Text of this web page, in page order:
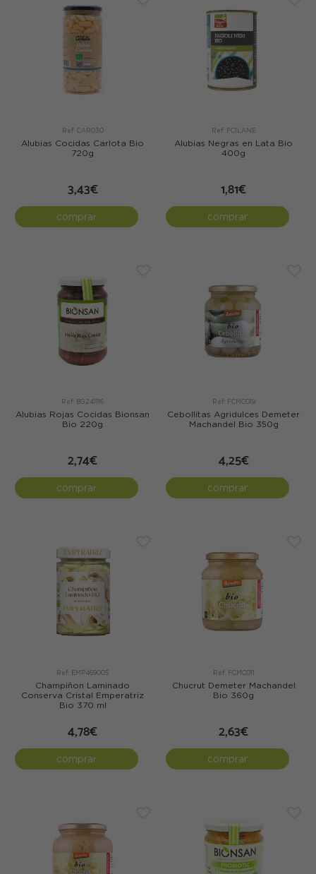
Ref: CAR030
Alubias Cocidas Carlota Bio
720g
3,43€
comprar
Ref: FC1LANE
Alubias Negras en Lata Bio
400g
1,81€
comprar
Ref: BG241116
Alubias Rojas Cocidas Bionsan
Bio 220g
2,74€
comprar
Ref: FCMC019
Cebollitas Agridulces Demeter
Machandel Bio 350g
4,25€
comprar
Ref: EMP469005
Champiñon Laminado
Conserva Cristal Emperatriz
Bio 370 ml
4,78€
comprar
Ref: FCMC011
Chucrut Demeter Machandel
Bio 360g
2,63€
comprar